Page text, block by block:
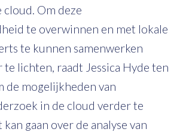
cloud. Om deze
te overwinnen en met lokale
te kunnen samenwerken
lichten, raadt Jessica Hyde ten
de mogelijkheden van
in de cloud verder te
gaan over de analyse van